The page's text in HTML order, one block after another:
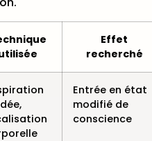
Effet
recherché
Entrée en état
modifié de
conscience